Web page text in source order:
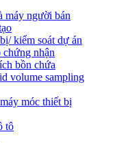
máy người bán
kiểm soát dự án
nhận
bồn chứa
volume sampling
móc thiết bị
tô